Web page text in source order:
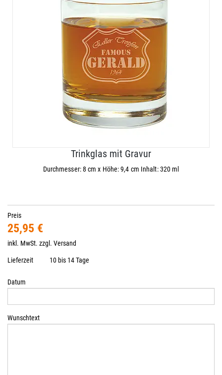
Trinkglas mit Gravur
Durchmesser: 8 cm x Höhe: 9,4 cm Inhalt: 320 ml
Preis
25,95 €
inkl. MwSt. zzgl. Versand
Lieferzeit 10 bis 14 Tage
Datum
Wunschtext